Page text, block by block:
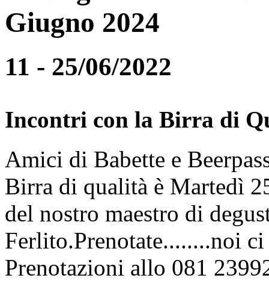
Giugno 2024
11 - 25/06/2022
Incontri con la Birra di
Amici di Babette e
Birra di qualità è Martedì
del nostro maestro di
Ferlito.Prenotate........noi
Prenotazioni allo 081